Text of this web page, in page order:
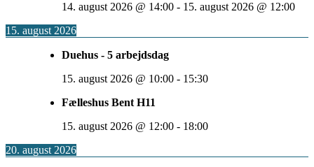
14. august 2026 @ 14:00 - 15. august 2026 @ 12:00
15. august 2026
Duehus - 5 arbejdsdag
15. august 2026 @ 10:00 - 15:30
Fælleshus Bent H11
15. august 2026 @ 12:00 - 18:00
20. august 2026